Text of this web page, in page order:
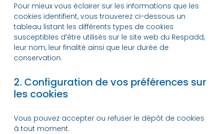
Pour mieux vous éclairer sur les informations que les
cookies identifient, vous trouverez ci-dessous un
tableau listant les différents types de cookies
susceptibles d’être utilisés sur le site web du Respadd,
leur nom, leur finalité ainsi que leur durée de
conservation.
2. Configuration de vos préférences sur
les cookies
Vous pouvez accepter ou refuser le dépôt de cookies
à tout moment.